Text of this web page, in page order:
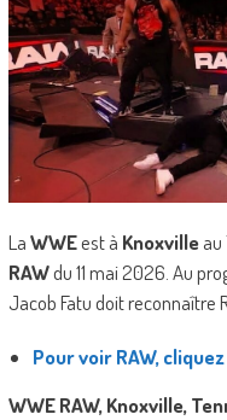
LaWWEest à Knoxvilleau
RAWdu 11 mai 2026. Au
Jacob Fatu doit reconnaître
Pour voir RAW,
WWE RAW, Knoxville,